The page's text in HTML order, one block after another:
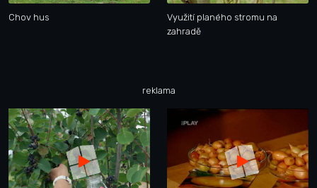
Chov hus
Využití planého stromu na
zahradě
reklama